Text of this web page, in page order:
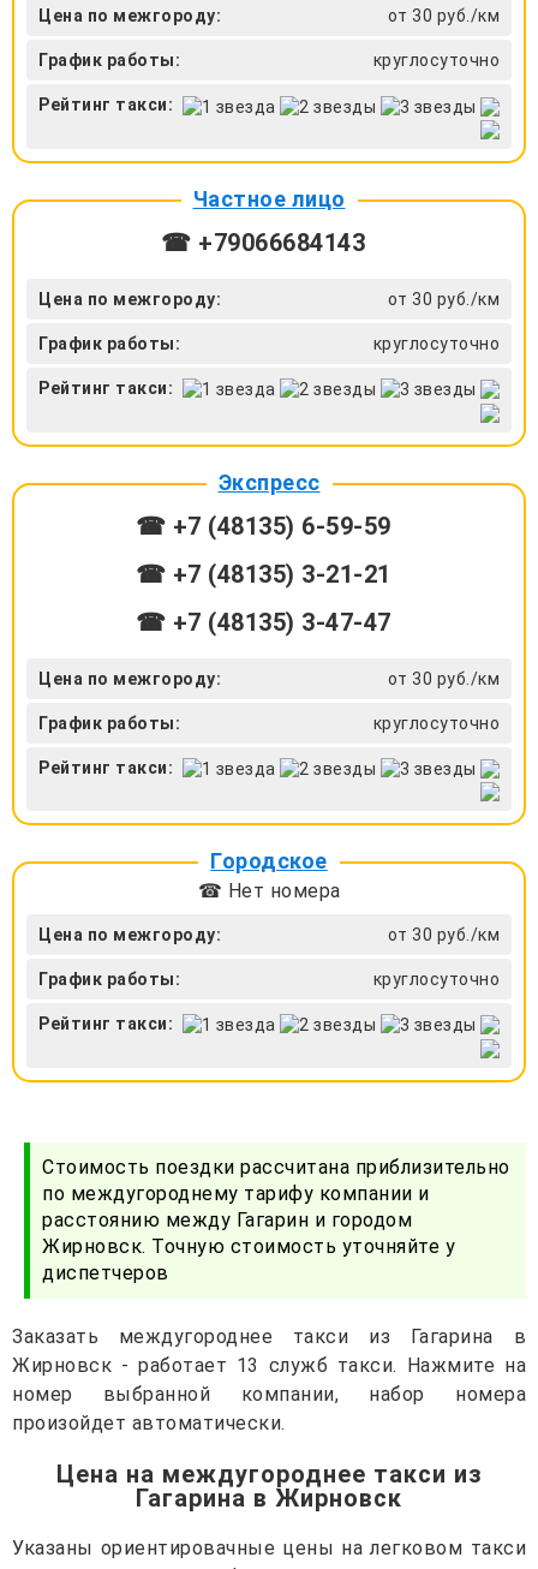
Цена по межгороду: от 30 руб./км
График работы: круглосуточно
Рейтинг такси:
Частное лицо
☎ +79066684143
Цена по межгороду: от 30 руб./км
График работы: круглосуточно
Рейтинг такси:
Экспресс
☎ +7 (48135) 6-59-59
☎ +7 (48135) 3-21-21
☎ +7 (48135) 3-47-47
Цена по межгороду: от 30 руб./км
График работы: круглосуточно
Рейтинг такси:
Городское
☎ Нет номера
Цена по межгороду: от 30 руб./км
График работы: круглосуточно
Рейтинг такси:
Стоимость поездки рассчитана приблизительно
по междугороднему тарифу компании и
расстоянию между Гагарин и городом
Жирновск. Точную стоимость уточняйте у
диспетчеров
Заказать междугороднее такси из Гагарина в
Жирновск - работает 13 служб такси. Нажмите на
номер выбранной компании, набор номера
произойдет автоматически.
Цена на междугороднее такси из
Гагарина в Жирновск
Указаны ориентировачные цены на легковом такси